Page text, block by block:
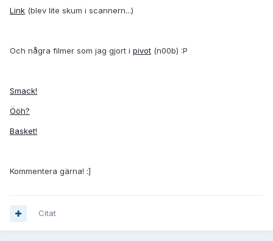
Link (blev lite skum i scannern...)
Och några filmer som jag gjort i pivot (n00b) :P
Smack!
Ööh?
Basket!
Kommentera gärna! :]
Citat